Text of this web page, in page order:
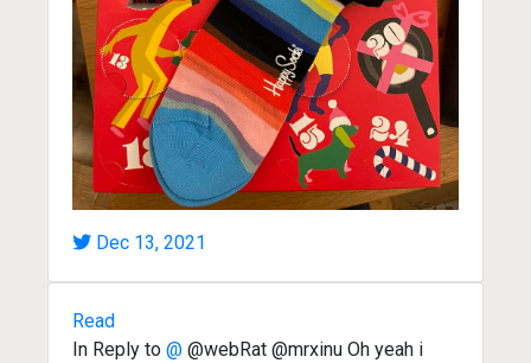
Dec 13, 2021
Read
In Reply to @ @webRat @mrxinu Oh yeah i